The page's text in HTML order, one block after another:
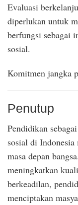
Evaluasi
diperlukan untuk
berfungsi sebagai
sosial.
Komitmen jangka
Penutup
Pendidikan
sosial di Indonesia
masa depan
meningkatkan
berkeadilan,
menciptakan